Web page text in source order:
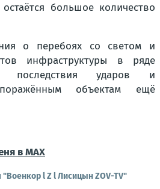
большое количество
о перебоях со светом и
инфраструктуры в ряде
последствия ударов и
объектам ещё
в MAX
l Z l Лисицын ZOV-TV"